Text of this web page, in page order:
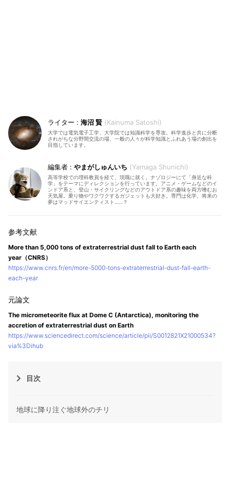
海沼 賢 Kainuma Satoshi
大学では電気電子工学、大学院では知識科学を専攻。科学進歩と共に分断
されがちな分野間交流の場、一般の人々が科学知識とふれあう場の創出を
目指しています。
やまがしゅんいち Yamaga Shunichi
高等学校での理科教員を経て、現職に就く。ナゾロジーにて「身近な科
学」をテーマにディレクションを行っています。アニメ・ゲームなどのイ
ンドア系と、登山・サイクリングなどのアウトドア系の趣味を両方嗜むお
天気屋。乗り物やワクワクするガジェットも大好き。専門は化学。将来の
夢はマッドサイエンティスト……？
More than 5,000 tons of extraterrestrial dust fall to Earth each
year（CNRS）
https://www.cnrs.fr/en/more-5000-tons-extraterrestrial-dust-fall-earth-
each-year
The micrometeorite flux at Dome C (Antarctica), monitoring the
accretion of extraterrestrial dust on Earth
https://www.sciencedirect.com/science/article/pii/S0012821X21000534?
via%3Dihub
目次
地球に降り注ぐ地球外のチリ